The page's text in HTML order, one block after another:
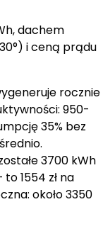
dachem
i ceną prądu
rocznie
950-
35% bez
3700 kWh
1554 zł na
około 3350